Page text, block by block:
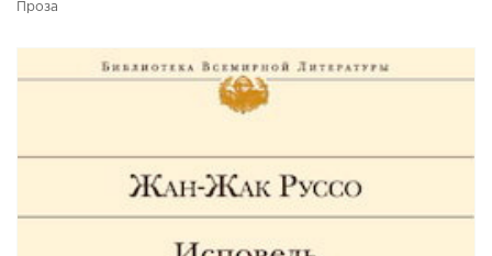
Проза